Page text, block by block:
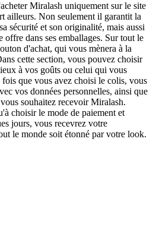
Miralash uniquement sur le site
ailleurs. Non seulement il garantit la
sécurité et son originalité, mais aussi
dans ses emballages. Sur tout le
d'achat, qui vous mènera à la
cette section, vous pouvez choisir
à vos goûts ou celui qui vous
que vous avez choisi le colis, vous
vos données personnelles, ainsi que
souhaitez recevoir Miralash.
choisir le mode de paiement et
jours, vous recevrez votre
le monde soit étonné par votre look.